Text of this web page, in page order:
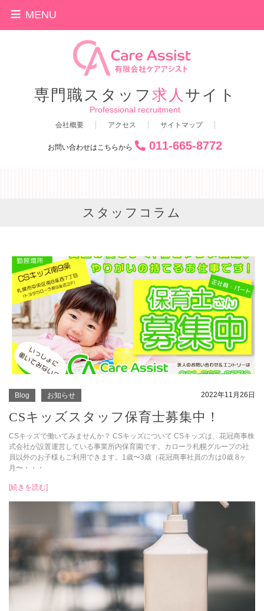
専門職スタッフ 求人 サイト
Professional recruitment
会社概要 アクセス サイトマップ
お問い合わせはこちらから 011-665-8772
MENU
スタッフコラム
Blog お知らせ 2022年11月26日
CSキッズスタッフ保育士募集中！
CSキッズで働いてみませんか？ CSキッズについて CSキッズは、花冠商事株
式会社が設置運営している事業所内保育園です。カローラ札幌グループの社
員以外のお子様もご利用できます。1歳〜3歳（花冠商事社員の方は0歳 8ヶ
月〜・・・
[続きを読む]